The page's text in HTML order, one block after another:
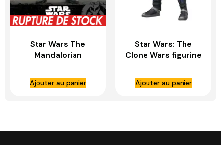
Star Wars The
Mandalorian
figurine 1/6
Transport Trooper
– HOT TOYS
Ajouter au panier
Star Wars: The
Clone Wars figurine
1/6 Arc Trooper
Echo – HOT TOYS
Ajouter au panier